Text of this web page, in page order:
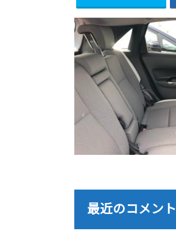
最近のコメント